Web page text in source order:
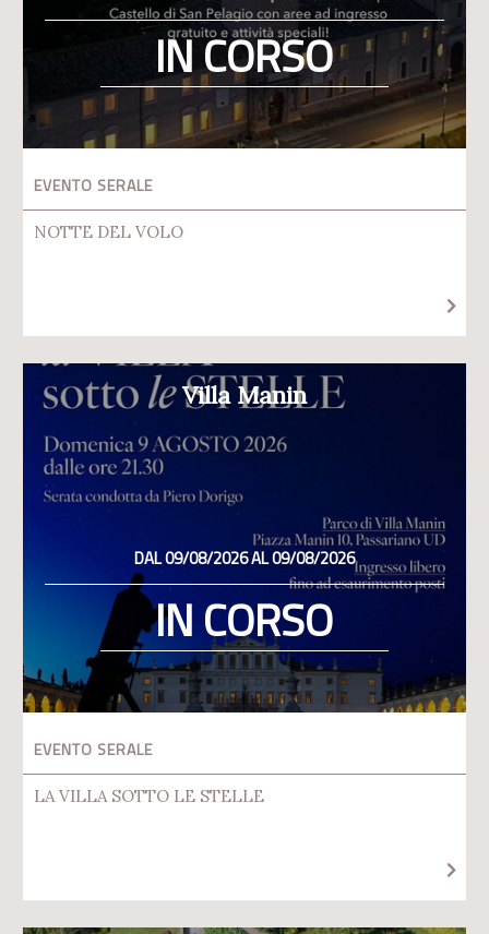
IN CORSO
EVENTO SERALE
NOTTE DEL VOLO
Villa Manin
DAL 09/08/2026 AL 09/08/2026
IN CORSO
EVENTO SERALE
LA VILLA SOTTO LE STELLE